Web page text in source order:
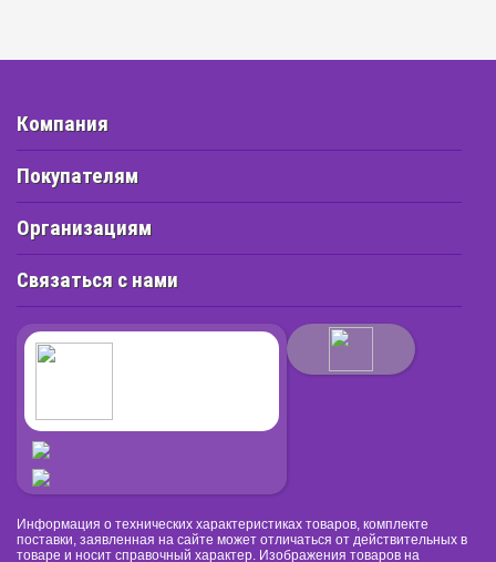
Компания
Покупателям
Организациям
Связаться с нами
Информация о технических характеристиках товаров, комплекте
поставки, заявленная на сайте может отличаться от действительных в
товаре и носит справочный характер. Изображения товаров на